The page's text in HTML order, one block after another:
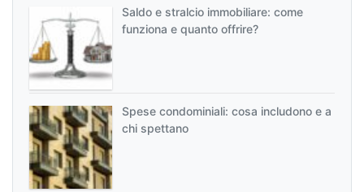
Saldo e stralcio immobiliare: come
funziona e quanto offrire?
Spese condominiali: cosa includono e a
chi spettano